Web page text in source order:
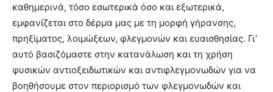
καθημερινά, τόσο εσωτερικά όσο και εξωτερικά,
εμφανίζεται στο δέρμα μας με τη μορφή γήρανσης,
πρηξίματος, λοιμώξεων, φλεγμονών και ευαισθησίας. Γι’
αυτό βασιζόμαστε στην κατανάλωση και τη χρήση
φυσικών αντιοξειδωτικών και αντιφλεγμονωδών για να
βοηθήσουμε στον περιορισμό των φλεγμονωδών και